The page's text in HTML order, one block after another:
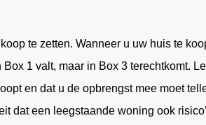
te zetten. Wanneer u uw huis te
1 valt, maar in Box 3 terechtkomt.
en dat u de opbrengst mee moet
dat een leegstaande woning ook